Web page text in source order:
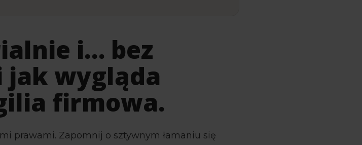
i… bez
jak wygląda
firmowa.
prawami. Zapomnij o sztywnym łamaniu się